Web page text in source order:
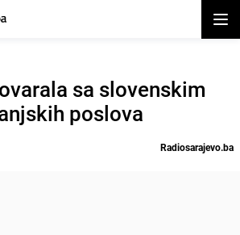
sa slovenskim
poslova
Radiosarajevo.ba